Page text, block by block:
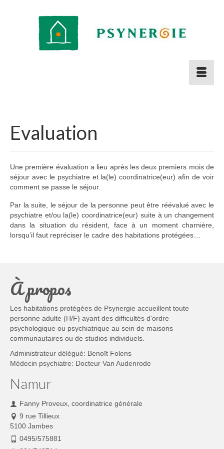
Evaluation
Une première évaluation a lieu après les deux premiers mois de
séjour avec le psychiatre et la(le) coordinatrice(eur) afin de voir
comment se passe le séjour.
Par la suite, le séjour de la personne peut être réévalué avec le
psychiatre et/ou la(le) coordinatrice(eur) suite à un changement
dans la situation du résident, face à un moment charnière,
lorsqu’il faut repréciser le cadre des habitations protégées…
À propos
Les habitations protégées de Psynergie accueillent toute
personne adulte (H/F) ayant des difficultés d'ordre
psychologique ou psychiatrique au sein de maisons
communautaires ou de studios individuels.
Administrateur délégué: Benoît Folens
Médecin psychiatre: Docteur Van Audenrode
Namur
Fanny Proveux, coordinatrice générale
9 rue Tillieux
5100 Jambes
0495/575881